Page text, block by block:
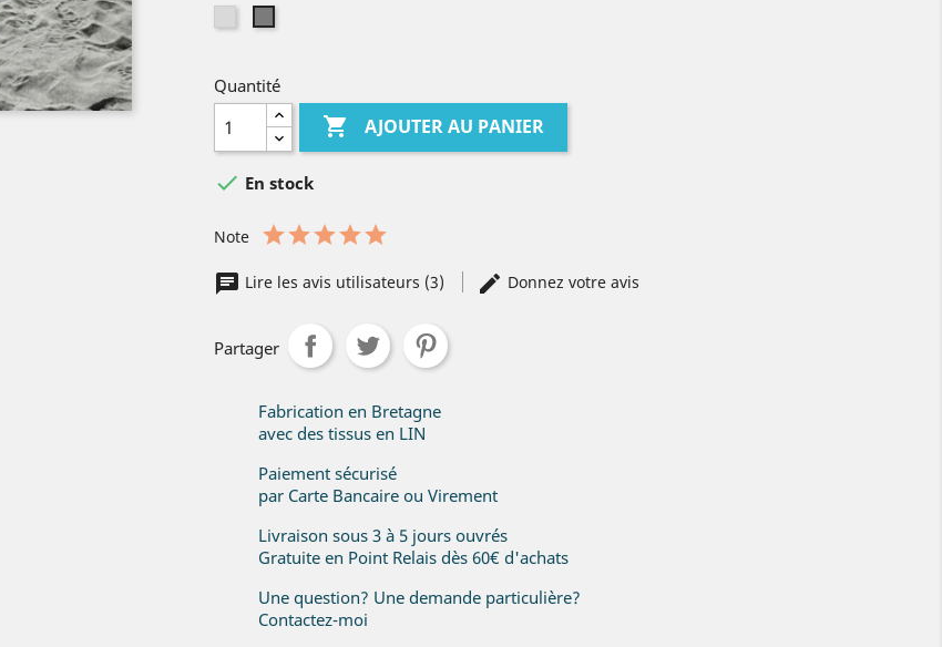
Quantité
 AJOUTER AU PANIER
 En stock
Note
Lire les avis utilisateurs (3) Donnez votre avis
Partager
Fabrication en Bretagne
avec des tissus en LIN
Paiement sécurisé
par Carte Bancaire ou Virement
Livraison sous 3 à 5 jours ouvrés
Gratuite en Point Relais dès 60€ d'achats
Une question? Une demande particulière?
Contactez-moi